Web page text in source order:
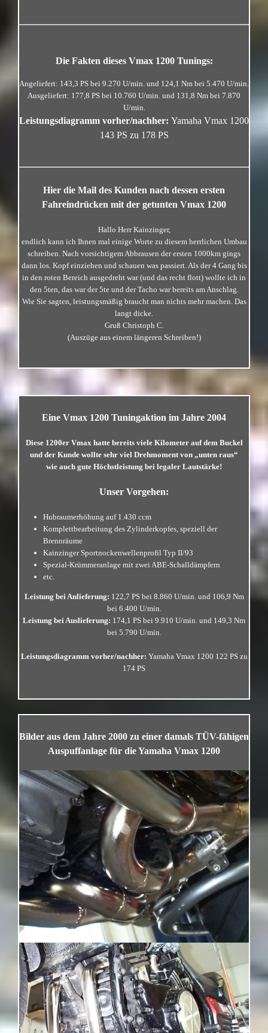
Die Fakten dieses Vmax 1200 Tunings:
Angeliefert: 143,3 PS bei 9.270 U/min. und 124,1 Nm bei 5.470 U/min.
Ausgeliefert: 177,8 PS bei 10.760 U/min. und 131,8 Nm bei 7.870
U/min.
Leistungsdiagramm vorher/nachher: Yamaha Vmax 1200
143 PS zu 178 PS
Hier die Mail des Kunden nach dessen ersten
Fahreindrücken mit der getunten Vmax 1200
Hallo Herr Kainzinger,
endlich kann ich Ihnen mal einige Worte zu diesem herrlichen Umbau
schreiben. Nach vorsichtigem Abbrausen der ersten 1000km gings
dann los. Kopf einziehen und schauen was passiert. Als der 4 Gang bis
in den roten Bereich ausgedreht war (und das recht flott) wollte ich in
den 5ten, das war der 5te und der Tacho war bereits am Anschlag.
Wie Sie sagten, leistungsmäßig braucht man nichts mehr machen. Das
langt dicke.
Gruß Christoph C.
(Auszüge aus einem längeren Schreiben!)
Eine Vmax 1200 Tuningaktion im Jahre 2004
Diese 1200er Vmax hatte bereits viele Kilometer auf dem Buckel
und der Kunde wollte sehr viel Drehmoment von „unten raus“
wie auch gute Höchstleistung bei legaler Lautstärke!
Unser Vorgehen:
Hubraumerhöhung auf 1.430 ccm
Komplettbearbeitung des Zylinderkopfes, speziell der
Brennräume
Kainzinger Sportnockenwellenprofil Typ II/93
Spezial-Krümmeranlage mit zwei ABE-Schalldämpfern
etc.
Leistung bei Anlieferung: 122,7 PS bei 8.860 U/min. und 106,9 Nm
bei 6.400 U/min.
Leistung bei Auslieferung: 174,1 PS bei 9.910 U/min. und 149,3 Nm
bei 5.790 U/min.
Leistungsdiagramm vorher/nachher: Yamaha Vmax 1200 122 PS zu
174 PS
Bilder aus dem Jahre 2000 zu einer damals TÜV-fähigen
Auspuffanlage für die Yamaha Vmax 1200